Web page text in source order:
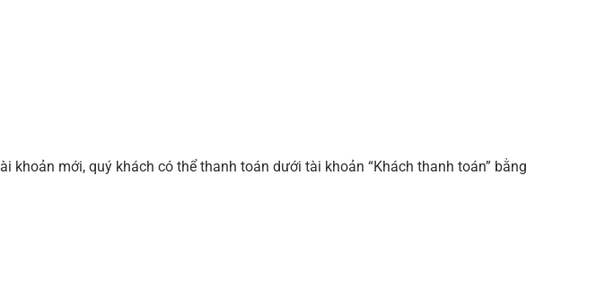
mới, quý khách có thể thanh toán dưới tài khoản “Khách thanh toán” bằng